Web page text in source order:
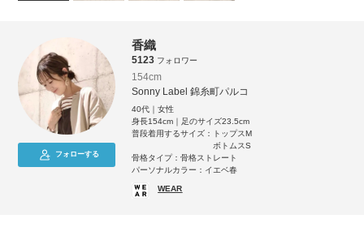
フォローする
香織
5123 フォロワー
154cm
Sonny Label 錦糸町パルコ
40代｜女性
身長154cm｜足のサイズ23.5cm
普段着用するサイズ：
トップスM
ボトムスS
骨格タイプ：骨格ストレート
パーソナルカラー：イエベ春
WEAR